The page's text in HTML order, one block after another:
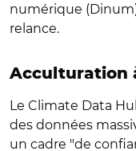
numérique (
relance.
Acculturation
Le Climate Data
des données
un cadre "de